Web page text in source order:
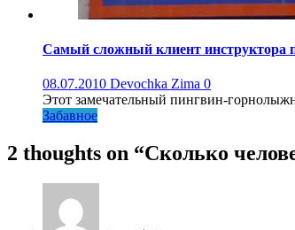
Самый сложный клиент
08.07.2010 Devochka Zima 0
Этот замечательный пингвин-
Забавное
2 thoughts on “Сколько